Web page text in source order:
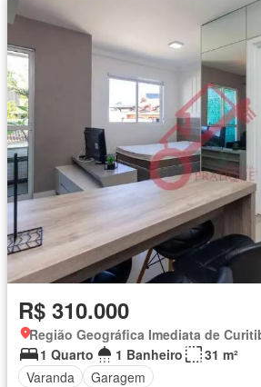
R$ 310.000
1 Quarto
1 Banheiro
31 m²
Varanda
Garagem